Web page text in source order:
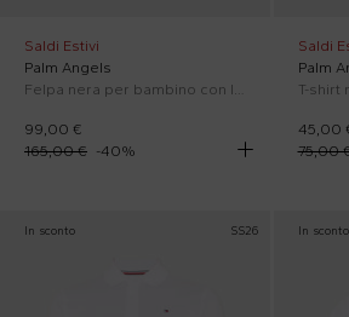
Saldi Estivi
Palm Angels
Felpa nera per bambino con logo
99,00 €
165,00 € -40%
Saldi
Palm
45,00
75,00
In sconto SS26 In sconto